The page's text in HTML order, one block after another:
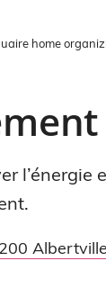
home
Albertville